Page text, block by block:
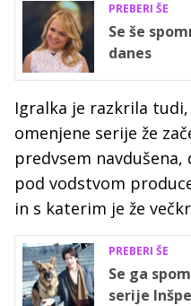
PREBERI ŠE
Se še
danes
Igralka je razkrila
omenjene serije že
predvsem
pod vodstvom
in s katerim je že
PREBERI ŠE
Se ga
serije